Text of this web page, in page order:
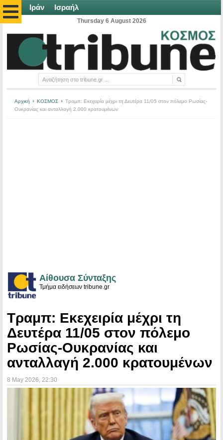
Ιράν Ισραήλ
Thursday 6 August 2026
Αρχική ΚΟΣΜΟΣ
Τραμπ: Εκεχειρία μέχρι τη Δευτέρα 11/05 στον πόλεμο Ρωσίας-
Ουκρανίας και ανταλλαγή 2.000 κρατουμένων
Αίθουσα Σύνταξης
Τμήμα ειδήσεων tribune.gr
Τραμπ: Εκεχειρία μέχρι τη
Δευτέρα 11/05 στον πόλεμο
Ρωσίας-Ουκρανίας και
ανταλλαγή 2.000 κρατουμένων
8 May 2026 , 22:30